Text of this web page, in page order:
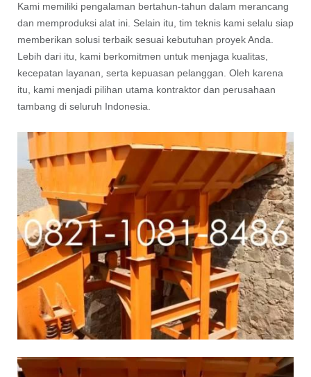
Kami memiliki pengalaman bertahun-tahun dalam merancang
dan memproduksi alat ini. Selain itu, tim teknis kami selalu siap
memberikan solusi terbaik sesuai kebutuhan proyek Anda.
Lebih dari itu, kami berkomitmen untuk menjaga kualitas,
kecepatan layanan, serta kepuasan pelanggan. Oleh karena
itu, kami menjadi pilihan utama kontraktor dan perusahaan
tambang di seluruh Indonesia.